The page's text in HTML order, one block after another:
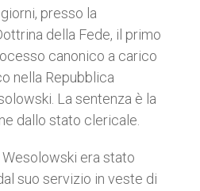
presso la
della Fede, il primo
canonico a carico
nella Repubblica
La sentenza è la
dallo stato clericale.
Wesolowski era stato
suo servizio in veste di